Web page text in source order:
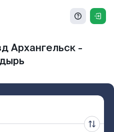
Архангельск -